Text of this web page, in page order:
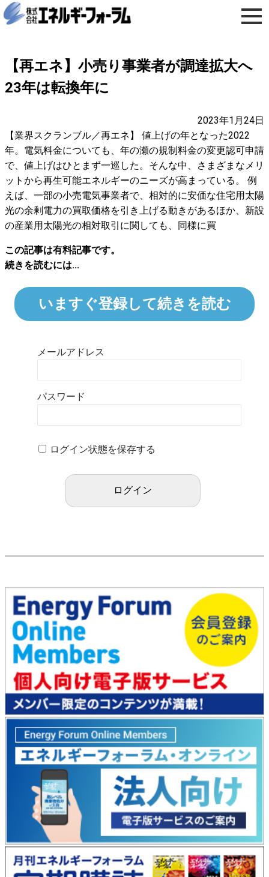
【再エネ】小売り事業者が調達拡大へ
23年は転換年に
2023年1月24日
【業界スクランブル／再エネ】 値上げの年となった2022
年。電気料金についても、年の瀬の規制料金の変更認可申請
で、値上げはひとまず一巡した。そんな中、さまざまなメリ
ットから再生可能エネルギーのニーズが高まっている。 例
えば、一部の小売電気事業者で、相対的に安価な住宅用太陽
光の余剰電力の買取価格を引き上げる動きがあるほか、新設
の産業用太陽光の相対取引に関しても、同様に買
この記事は有料記事です。
続きを読むには...
いますぐ登録して続きを読む
メールアドレス
パスワード
ログイン状態を保存する